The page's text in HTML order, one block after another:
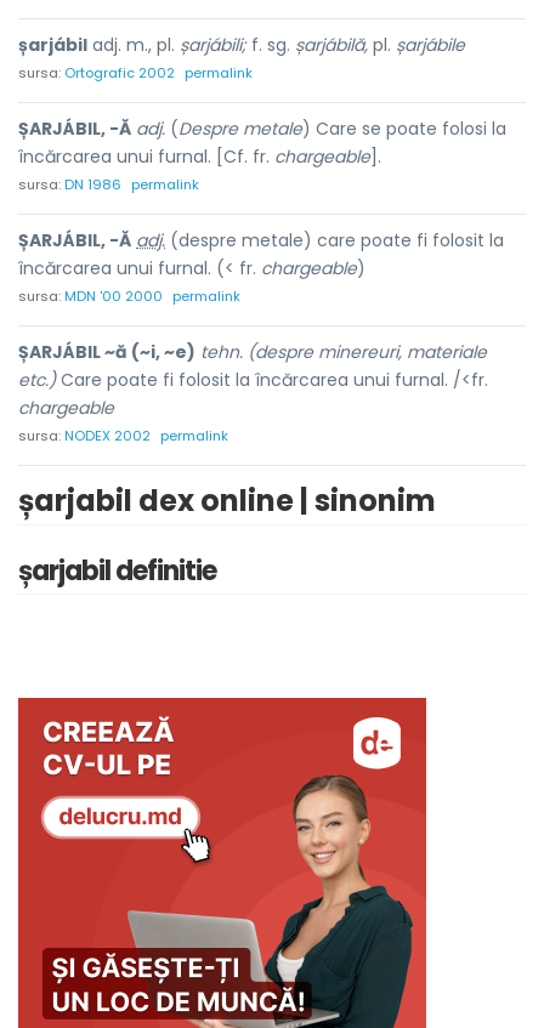
șarjábil adj. m., pl. șarjábili;f. sg. șarjábilă, pl. șarjábile
sursa: Ortografic 2002 permalink
ȘARJÁBIL, -Ă adj. (Despre metale) Care se poate folosi la
încărcarea unui furnal. [Cf. fr. chargeable].
sursa:DN 1986 permalink
ȘARJÁBIL, -Ă adj. (despre metale) care poate fi folosit la
încărcarea unui furnal. (< fr. chargeable)
sursa:MDN '00 2000 permalink
ȘARJÁBIL ~ă (~i, ~e) tehn. (despre minereuri, materiale
etc.)Care poate fi folosit la încărcarea unui furnal. /<fr.
chargeable
sursa:NODEX 2002 permalink
șarjabil dex online | sinonim
șarjabil definitie